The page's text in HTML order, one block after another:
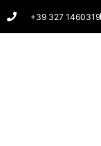
Vai
al
+39 327 1460319